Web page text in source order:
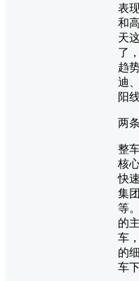
表
和
天
了
趋
迪
阳
两
整
核
快
集
等
的
车
的
车